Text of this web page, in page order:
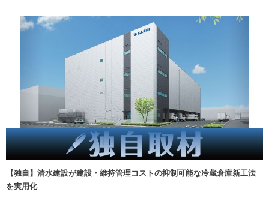
【独自】清水建設が建設・維持管理コストの抑制可能な冷蔵倉庫新工法
を実用化